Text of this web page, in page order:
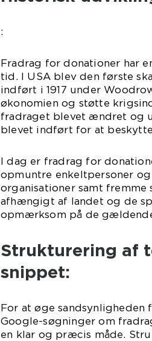
:
Fradrag for donationer har
tid. I USA blev den første
indført i 1917 under
økonomien og støtte
fradraget blevet ændret og
blevet indført for at
I dag er fradrag for
opmuntre enkeltpersoner
organisationer samt fremme
afhængigt af landet og de
opmærksom på de
Strukturering af
snippet:
For at øge
Google-søgninger om
en klar og præcis måde.